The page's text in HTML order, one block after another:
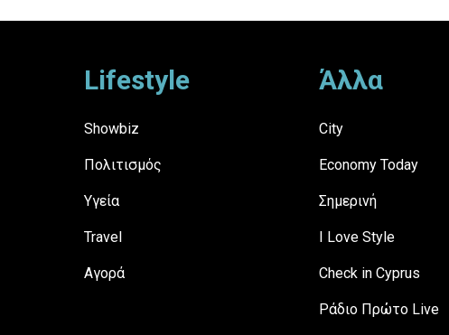
Lifestyle
Showbiz
Πολιτισμός
Υγεία
Travel
Αγορά
Άλλα
City
Economy Today
Σημερινή
I Love Style
Check in Cyprus
Ράδιο Πρώτο Live